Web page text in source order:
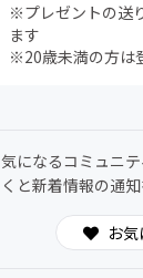
※プレゼントの送
ます
※20歳未満の方は
気になるコミュニ
くと新着情報の通知
お